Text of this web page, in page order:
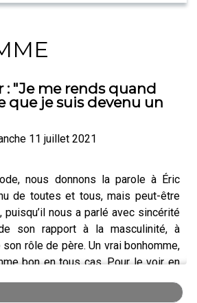
: "Je me rends quand
que je suis devenu un
11 juillet 2021
nous donnons la parole à Éric
de toutes et tous, mais peut-être
nous a parlé avec sincérité
son rapport à la masculinité, à
rôle de père. Un vrai bonhomme,
bon en tous cas. Pour le voir en
le 30 juillet, sur Netflix aux côtés
Van Damme dans “Le Dernier